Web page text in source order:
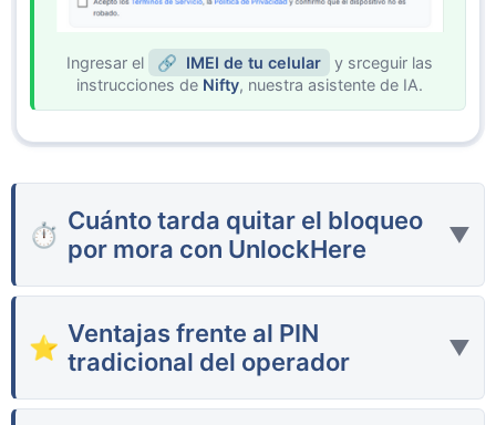
Ingresar el IMEI de tu celular
y srceguir las
instrucciones de Nifty, nuestra asistente de IA.
Cuánto tarda quitar el bloqueo
por mora con UnlockHere
▼
La mayoría de losdesbloqueosse completan en
solicitudes que estemos manejando en el
momento. Por supuesto, solicitar el código de
desbloqueo de tu celular con nosotros es
Ventajas frente al PIN
tradicional del operador
▼
A diferencia delPINque depende de las políticas